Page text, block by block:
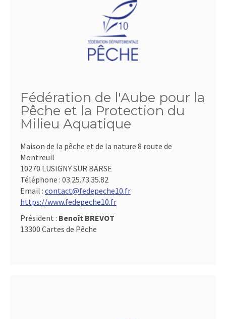
Fédération de l'Aube pour la
Pêche et la Protection du
Milieu Aquatique
Maison de la pêche et de la nature 8 route de
Montreuil
10270 LUSIGNY SUR BARSE
Téléphone : 03.25.73.35.82
Email : contact@fedepeche10.fr
https://www.fedepeche10.fr
Président : Benoît BREVOT
13300 Cartes de Pêche